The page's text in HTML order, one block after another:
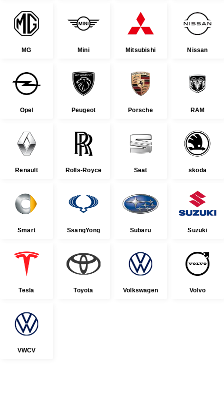
MG Mini Mitsubishi Nissan
Opel Peugeot Porsche RAM
Renault Rolls-Royce Seat skoda
Smart SsangYong Subaru Suzuki
Tesla Toyota Volkswagen Volvo
VWCV